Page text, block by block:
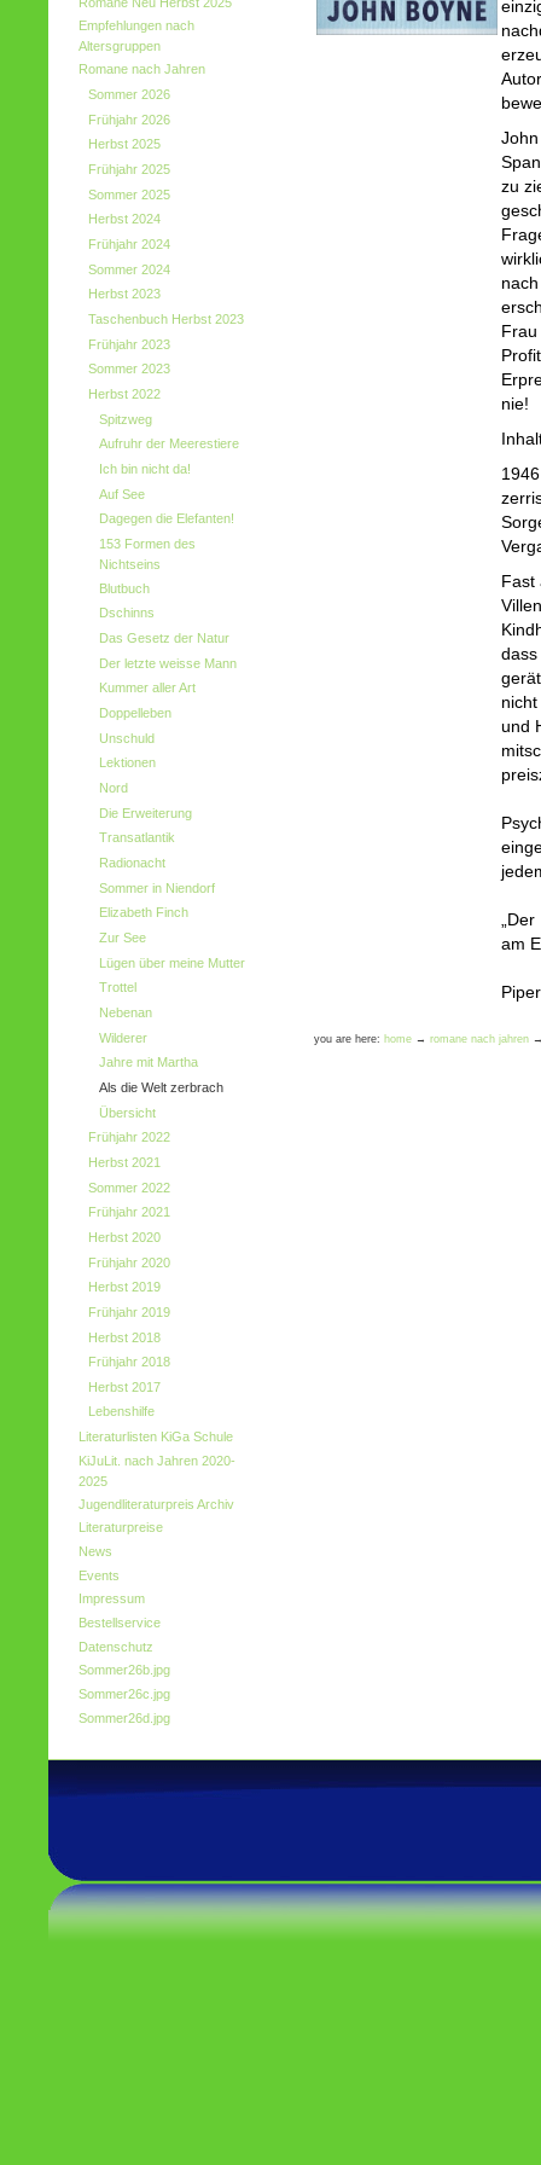
Empfehlungen nach
Altersgruppen
Romane nach Jahren
Sommer 2026
Frühjahr 2026
Herbst 2025
Frühjahr 2025
Sommer 2025
Herbst 2024
Frühjahr 2024
Sommer 2024
Herbst 2023
Taschenbuch Herbst 2023
Frühjahr 2023
Sommer 2023
Herbst 2022
Spitzweg
Aufruhr der Meerestiere
Ich bin nicht da!
Auf See
Dagegen die Elefanten!
153 Formen des
Nichtseins
Blutbuch
Dschinns
Das Gesetz der Natur
Der letzte weisse Mann
Kummer aller Art
Doppelleben
Unschuld
Lektionen
Nord
Die Erweiterung
Transatlantik
Radionacht
Sommer in Niendorf
Elizabeth Finch
Zur See
Lügen über meine Mutter
Trottel
Nebenan
Wilderer
Jahre mit Martha
Als die Welt zerbrach
Übersicht
Frühjahr 2022
Herbst 2021
Sommer 2022
Frühjahr 2021
Herbst 2020
Frühjahr 2020
Herbst 2019
Frühjahr 2019
Herbst 2018
Frühjahr 2018
Herbst 2017
Lebenshilfe
Literaturlisten KiGa Schule
KiJuLit. nach Jahren 2020-
2025
Jugendliteraturpreis Archiv
Literaturpreise
News
Events
Impressum
Bestellservice
Datenschutz
Sommer26b.jpg
Sommer26c.jpg
Sommer26d.jpg
zu
nie!
Fast
und
am
you are here: home → romane nach jahren